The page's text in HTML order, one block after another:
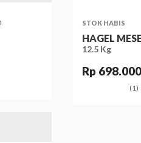
STOK HABIS
HAGEL
12.5 Kg
Rp 698.000
(1)